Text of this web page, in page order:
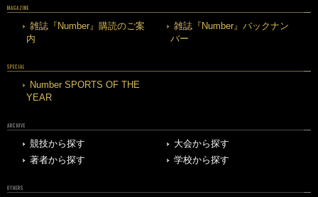
MAGAZINE
雑誌『Number』購読のご案
内
雑誌『Number』バックナン
バー
SPECIAL
Number SPORTS OF THE
YEAR
ARCHIVE
競技から探す
大会から探す
著者から探す
学校から探す
OTHERS